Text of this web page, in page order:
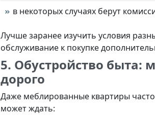
в некоторых случаях берут
Лучше заранее изучить условия
обслуживание к покупке
5. Обустройство быта:
дорого
Даже меблированные квартиры
может ждать: